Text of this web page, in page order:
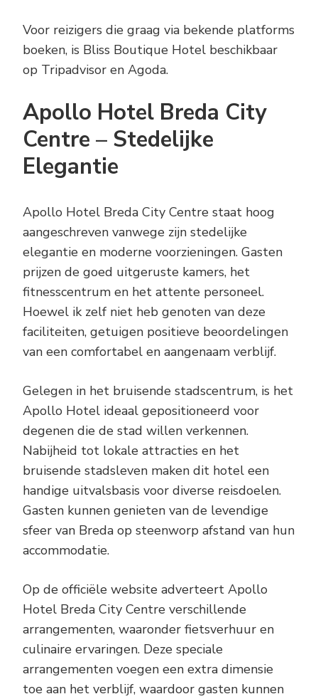
Voor reizigers die graag via bekende platforms
boeken, is Bliss Boutique Hotel beschikbaar
op Tripadvisor en Agoda.
Apollo Hotel Breda City
Centre – Stedelijke
Elegantie
Apollo Hotel Breda City Centre staat hoog
aangeschreven vanwege zijn stedelijke
elegantie en moderne voorzieningen. Gasten
prijzen de goed uitgeruste kamers, het
fitnesscentrum en het attente personeel.
Hoewel ik zelf niet heb genoten van deze
faciliteiten, getuigen positieve beoordelingen
van een comfortabel en aangenaam verblijf.
Gelegen in het bruisende stadscentrum, is het
Apollo Hotel ideaal gepositioneerd voor
degenen die de stad willen verkennen.
Nabijheid tot lokale attracties en het
bruisende stadsleven maken dit hotel een
handige uitvalsbasis voor diverse reisdoelen.
Gasten kunnen genieten van de levendige
sfeer van Breda op steenworp afstand van hun
accommodatie.
Op de officiële website adverteert Apollo
Hotel Breda City Centre verschillende
arrangementen, waaronder fietsverhuur en
culinaire ervaringen. Deze speciale
arrangementen voegen een extra dimensie
toe aan het verblijf, waardoor gasten kunnen